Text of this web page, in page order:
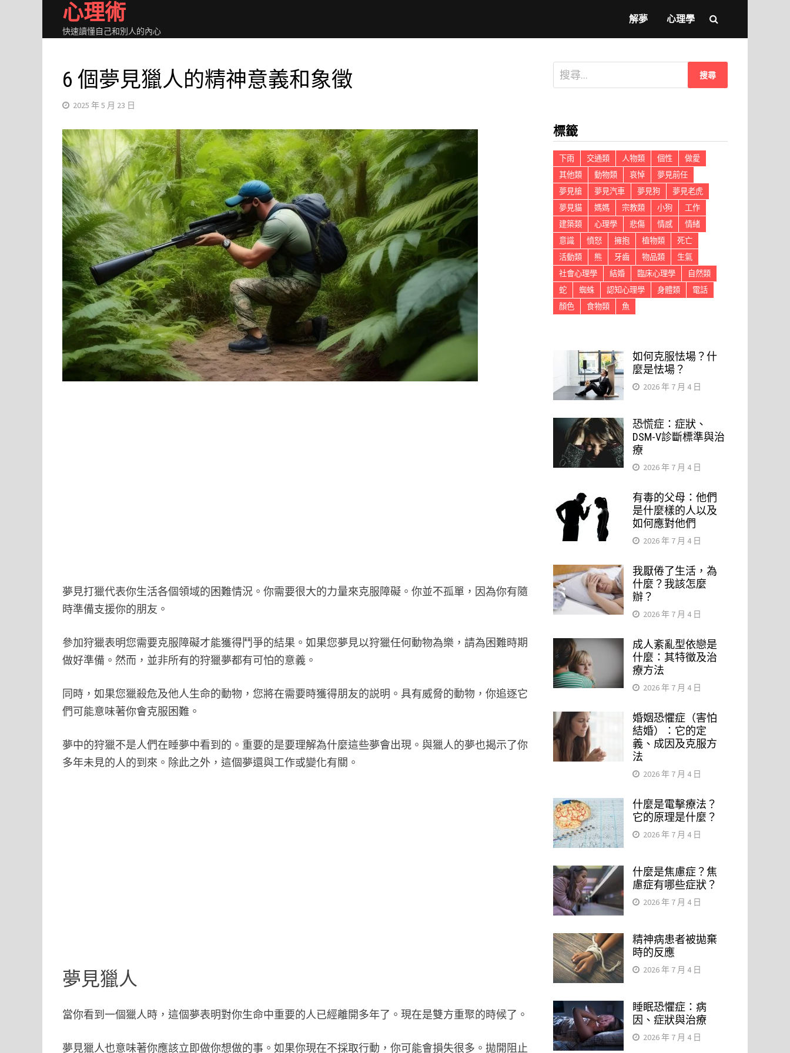
content
心理術
快速讀懂自己和別人的內心
解夢 心理學
6 個夢見獵人的精神意義和象徵
2025 年 5 月 23 日
夢見打獵代表你生活各個領域的困難情況。你需要很大的力量來克服障礙。你並不孤單，因為你有隨
時準備支援你的朋友。
參加狩獵表明您需要克服障礙才能獲得鬥爭的結果。如果您夢見以狩獵任何動物為樂，請為困難時期
做好準備。然而，並非所有的狩獵夢都有可怕的意義。
同時，如果您獵殺危及他人生命的動物，您將在需要時獲得朋友的説明。具有威脅的動物，你追逐它
們可能意味著你會克服困難。
夢中的狩獵不是人們在睡夢中看到的。重要的是要理解為什麼這些夢會出現。與獵人的夢也揭示了你
多年未見的人的到來。除此之外，這個夢還與工作或變化有關。
夢見獵人
當你看到一個獵人時，這個夢表明對你生命中重要的人已經離開多年了。現在是雙方重聚的時候了。
夢見獵人也意味著你應該立即做你想做的事。如果你現在不採取行動，你可能會損失很多。拋開阻止
搜
尋
字:
標籤
下雨 交通類 人物類 個性
做愛
其他類
動物類 哀悼
夢見前任
夢見槍
夢見汽車 夢見狗
夢見老虎
夢見貓
媽媽 宗教類 小狗
工作
建築類
心理學 悲傷 情感
情緒
意識
憤怒 擁抱 植物類
死亡
活動類
熊 牙齒 物品類
生氣
社會心理學
結婚 臨床心理學
自然類
蛇
蜘蛛 認知心理學 身體類
電話
顏色
食物類 魚
如何克服怯場？什
麼是怯場？
2026 年 7 月 4 日
恐慌症：症狀、
DSM-V診斷標準與治
療
2026 年 7 月 4 日
有毒的父母：他們
是什麼樣的人以及
如何應對他們
2026 年 7 月 4 日
我厭倦了生活，為
什麼？我該怎麼
辦？
2026 年 7 月 4 日
成人紊亂型依戀是
什麼：其特徵及治
療方法
2026 年 7 月 4 日
婚姻恐懼症（害怕
結婚）：它的定
義、成因及克服方
法
2026 年 7 月 4 日
什麼是電擊療法？
它的原理是什麼？
2026 年 7 月 4 日
什麼是焦慮症？焦
慮症有哪些症狀？
2026 年 7 月 4 日
精神病患者被拋棄
時的反應
2026 年 7 月 4 日
睡眠恐懼症：病
因、症狀與治療
2026 年 7 月 4 日